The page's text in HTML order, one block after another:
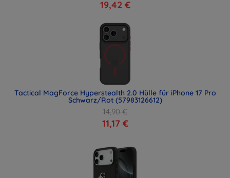
19,42 €
Tactical MagForce Hyperstealth 2.0 Hülle für iPhone 17 Pro
Schwarz/Rot (57983126612)
14,90 €
11,17 €